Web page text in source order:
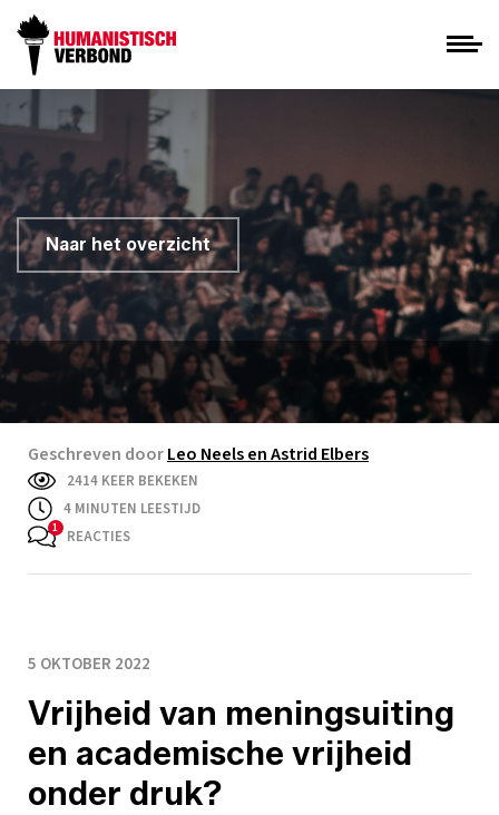
Naar het overzicht
Geschreven doorLeo Neels en Astrid Elbers
2414 KEER BEKEKEN
4 MINUTEN LEESTIJD
REACTIES
5 OKTOBER 2022
Vrijheid van meningsuiting
en academische vrijheid
onder druk?